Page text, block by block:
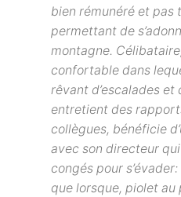
bien rémunéré et pas
permettant de
montagne.
confortable dans
rêvant d’escalades
entretient des
collègues, bénéficie
avec son directeur
congés pour
que lorsque, piolet au